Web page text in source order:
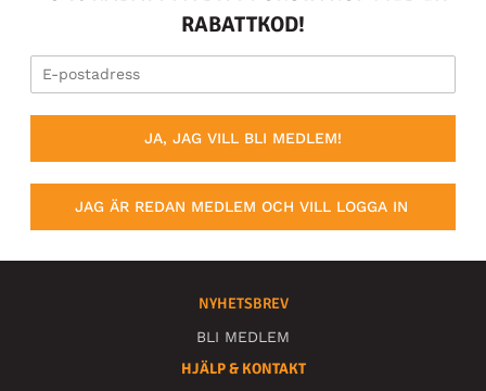
RABATTKOD!
JA, JAG VILL BLI MEDLEM!
JAG ÄR REDAN MEDLEM OCH VILL LOGGA IN
NYHETSBREV
BLI MEDLEM
HJÄLP & KONTAKT